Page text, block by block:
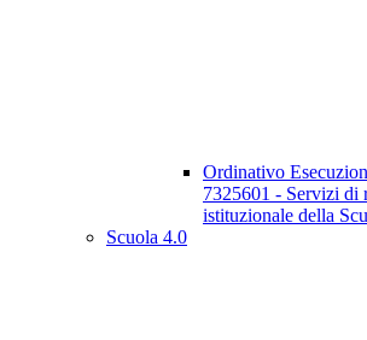
Ordinativo
7325601 - Servizi di
istituzionale della
Scuola 4.0